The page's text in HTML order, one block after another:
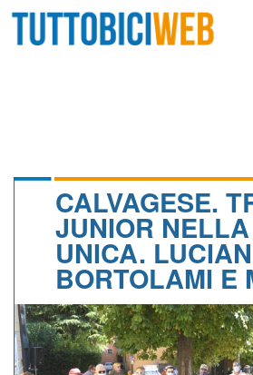
CALENDARIO
ALBI D'ORO
CALVAGESE.
JUNIOR
UNICA.
BORTOLAMI E